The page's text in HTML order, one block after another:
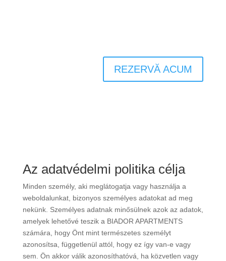
REZERVĂ ACUM
Az adatvédelmi politika célja
Minden személy, aki meglátogatja vagy használja a
weboldalunkat, bizonyos személyes adatokat ad meg
nekünk. Személyes adatnak minősülnek azok az adatok,
amelyek lehetővé teszik a BIADOR APARTMENTS
számára, hogy Önt mint természetes személyt
azonosítsa, függetlenül attól, hogy ez így van-e vagy
sem. Ön akkor válik azonosíthatóvá, ha közvetlen vagy